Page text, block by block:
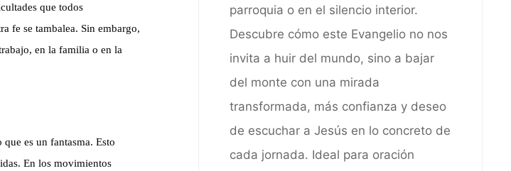
que todos
fe se tambalea. Sin embargo,
en la familia o en la
es un fantasma. Esto
En los movimientos
parroquia o en el silencio interior.
Descubre cómo este Evangelio no nos
invita a huir del mundo, sino a bajar
del monte con una mirada
transformada, más confianza y deseo
de escuchar a Jesús en lo concreto de
cada jornada. Ideal para oración